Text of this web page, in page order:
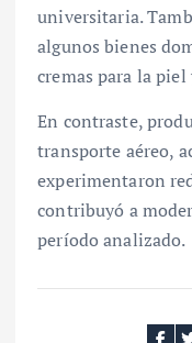
universitaria.
algunos bienes
cremas para la
En contraste,
transporte aéreo,
experimentaron
contribuyó a
período analizado.